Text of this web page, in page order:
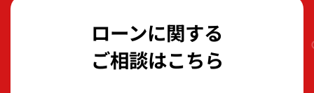
ローンに関する
ご相談はこちら